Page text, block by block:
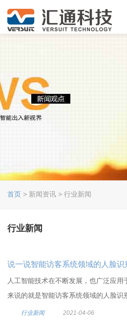
首页 > 新闻资讯 > 行业新闻
行业新闻
说一说智能访客系统领域的人脸识
人工智能技术在不断发展，也广泛应
来说的就是智能访客系统领域的人脸识
行业新闻 2021-04-06